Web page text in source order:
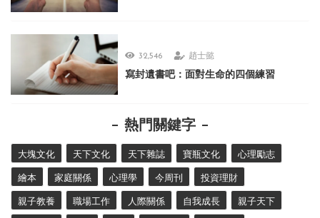
32,546 趙士懿
寫封遺書吧：面對生命的四個練習
熱門關鍵字
大塊文化 天下文化 天下雜誌 寶瓶文化 心理勵志
繪本 家庭關係 心理學 今周刊 投資理財
親子教養 職場工作 人際關係 自我成長 親子天下